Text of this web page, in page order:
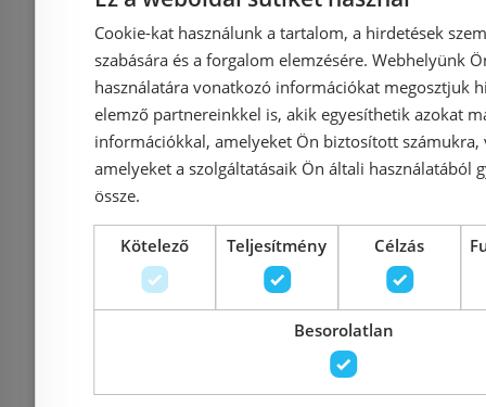
Kapcsolat
Adatvédelmi tájékoztató
Általános Szerződési Feltételek
Impresszum
Cookie-kat használunk a tartalom, a hirdetések
szabására és a forgalom elemzésére. Webhelyünk
használatára vonatkozó információkat megosztjuk
elemző partnereinkkel is, akik egyesíthetik azokat
információkkal, amelyeket Ön biztosított számukra,
amelyeket a szolgáltatásaik Ön általi használatából
össze.
Kötelező Teljesítmény Célzás
Besorolatlan